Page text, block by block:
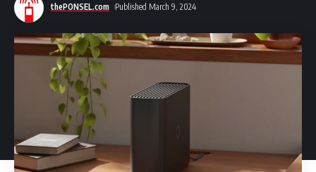
thePONSEL.com Published March 9, 2024